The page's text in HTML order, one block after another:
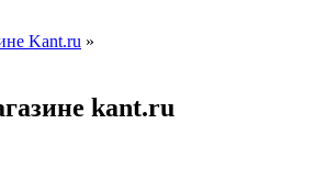
Kant.ru »
kant.ru